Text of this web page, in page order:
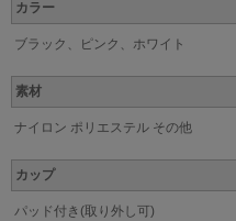
カラー
ブラック、ピンク、ホワイト
素材
ナイロン ポリエステル その他
カップ
パッド付き(取り外し可)